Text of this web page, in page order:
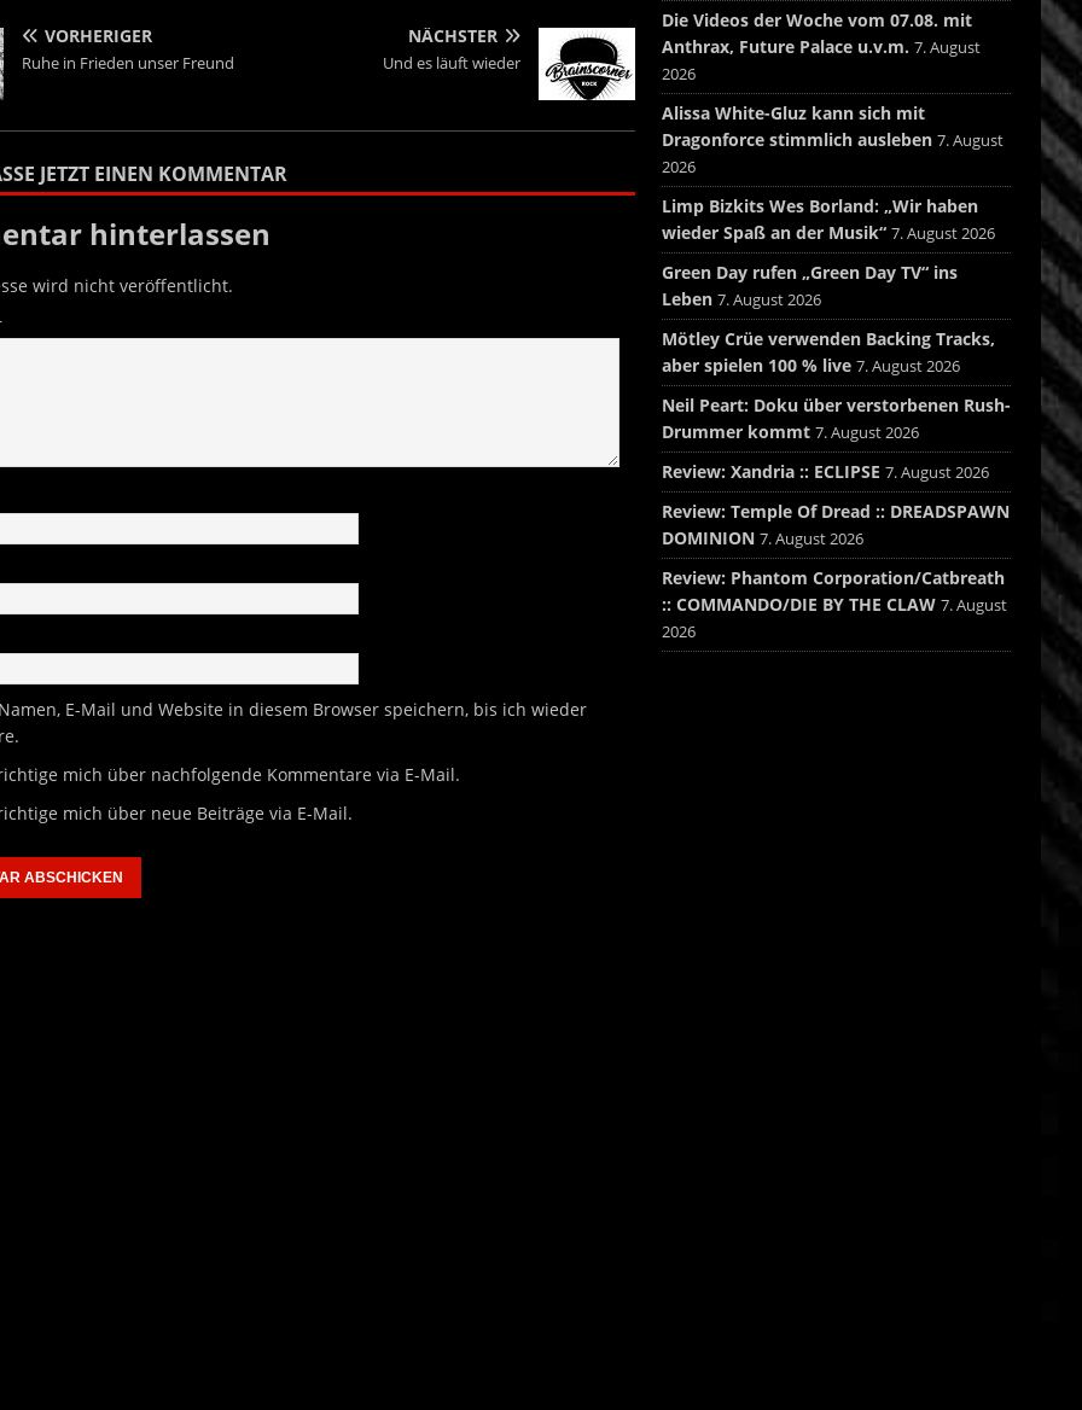
VORHERIGER
Ruhe in Frieden unser Freund
NÄCHSTER
Und es läuft wieder
JETZT EINEN KOMMENTAR
hinterlassen
wird nicht veröffentlicht.
E-Mail und Website in diesem Browser speichern, bis ich wieder
mich über nachfolgende Kommentare via E-Mail.
mich über neue Beiträge via E-Mail.
Die Videos der Woche vom 07.08. mit
Anthrax, Future Palace u.v.m. 7. August
2026
Alissa White-Gluz kann sich mit
Dragonforce stimmlich ausleben 7. August
2026
Limp Bizkits Wes Borland: „Wir haben
wieder Spaß an der Musik“ 7. August 2026
Green Day rufen „Green Day TV“ ins
Leben 7. August 2026
Mötley Crüe verwenden Backing Tracks,
aber spielen 100 % live 7. August 2026
Neil Peart: Doku über verstorbenen Rush-
Drummer kommt 7. August 2026
Review: Xandria :: ECLIPSE 7. August 2026
Review: Temple Of Dread :: DREADSPAWN
DOMINION 7. August 2026
Review: Phantom Corporation/Catbreath
:: COMMANDO/DIE BY THE CLAW 7. August
2026